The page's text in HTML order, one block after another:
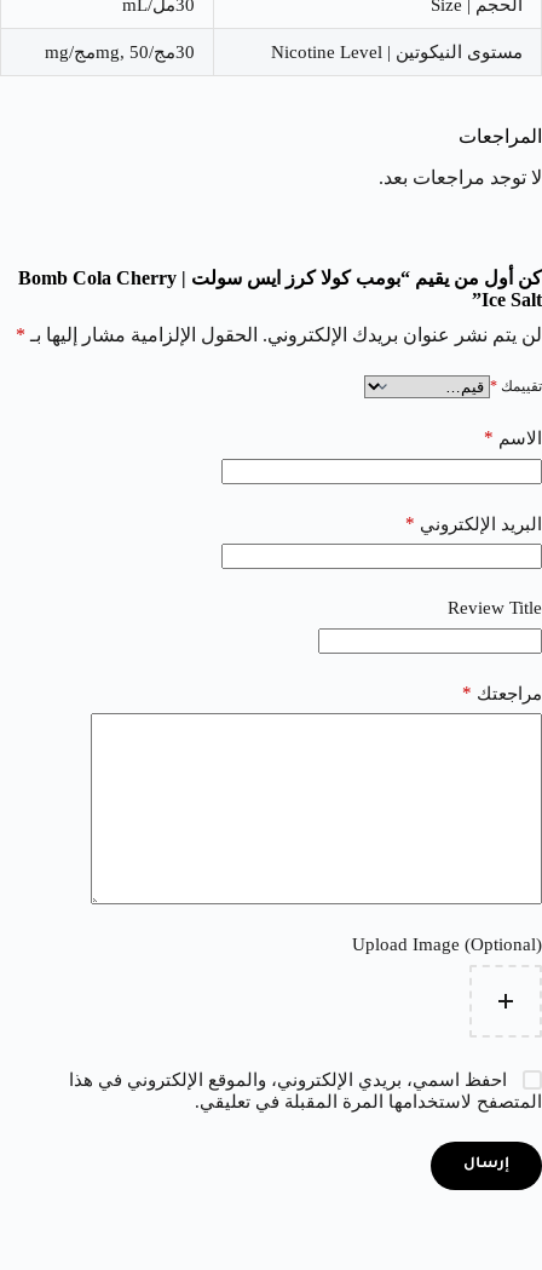
الحجم | Size 30مل/mL
مستوى النيكوتين | Nicotine Level 30مج/mg, 50مج/mg
المراجعات
لا توجد مراجعات بعد.
كن أول من يقيم “بومب كولا كرز ايس سولت | Bomb Cola Cherry
Ice Salt”
لن يتم نشر عنوان بريدك الإلكتروني. الحقول الإلزامية مشار إليها بـ *
تقييمك *
الاسم *
البريد الإلكتروني *
Review Title
مراجعتك *
Upload Image (Optional)
احفظ اسمي، بريدي الإلكتروني، والموقع الإلكتروني في هذا
المتصفح لاستخدامها المرة المقبلة في تعليقي.
إرسال